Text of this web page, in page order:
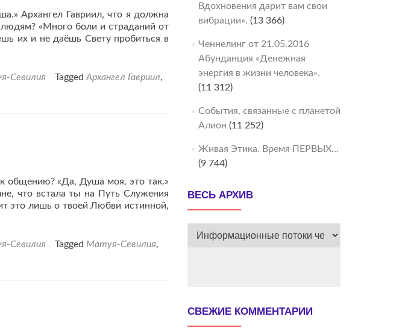
Архангел Гавриил, что я должна
«Много боли и страданий от
их и не даёшь Свету пробиться в
Севилия Tagged Архангел Гавриил,
общению? «Да, Душа моя, это так.»
что встала ты на Путь Служения
это лишь о твоей Любви истинной,
Севилия Tagged Матуя-Севилия,
Вдохновения дарит вам свои
вибрации». (13 366)
Ченнелинг от 21.05.2016
Абунданция «Денежная
энергия в жизни человека».
(11 312)
События, связанные с планетой
Алион (11 252)
Живая Этика. Время ПЕРВЫХ…
(9 744)
ВЕСЬ АРХИВ
ВЕСЬ
СВЕЖИЕ КОММЕНТАРИИ